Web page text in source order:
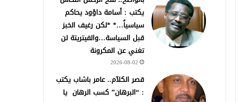
يكتب : أسامة داؤود يحاكم
سياسياً…* *لكن رغيف الخبز
قبل السياسة…والفيتريتة لن
تغني عن المكرونة
2026-08-02
قصر الكلآم.. عامر باشاب يكتب
: “البرهان” كسب الرهان يا